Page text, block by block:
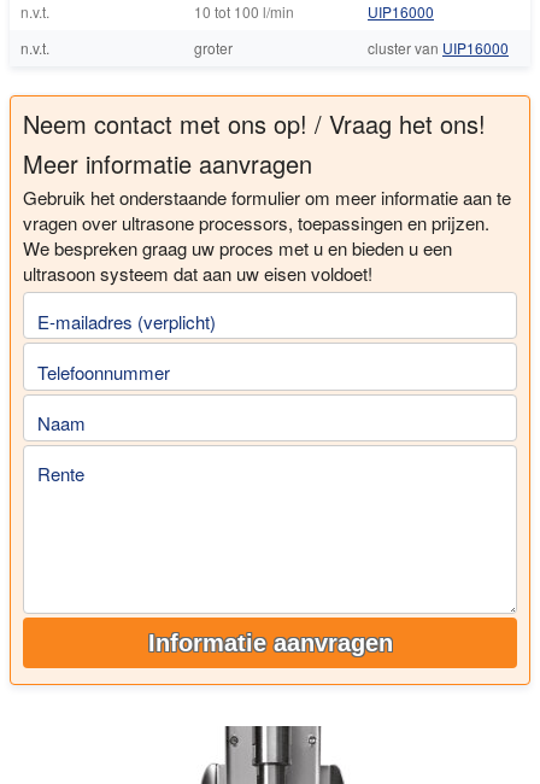
n.v.t.
10 tot 100 l/min
UIP16000
n.v.t.
groter cluster van UIP16000
Neem contact met ons op! / Vraag het ons!
Meer informatie aanvragen
Gebruik het onderstaande formulier om meer informatie aan te
vragen over ultrasone processors, toepassingen en prijzen.
We bespreken graag uw proces met u en bieden u een
ultrasoon systeem dat aan uw eisen voldoet!
E-mailadres (verplicht)
Telefoonnummer
Naam
Rente
Informatie aanvragen